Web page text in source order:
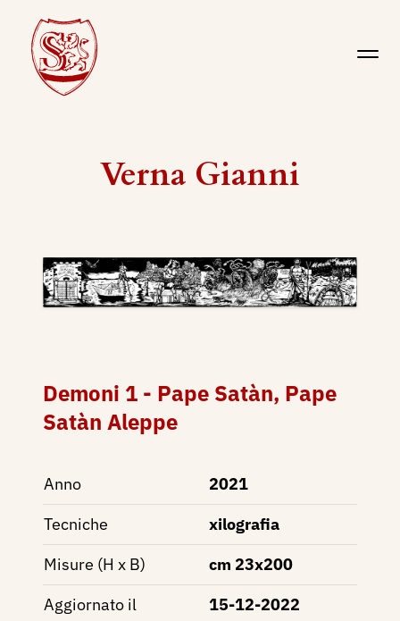
Verna Gianni
Demoni 1 - Pape Satàn, Pape
Satàn Aleppe
Anno
2021
Tecniche
xilografia
Misure (H x B)
cm 23x200
Aggiornato il
15-12-2022